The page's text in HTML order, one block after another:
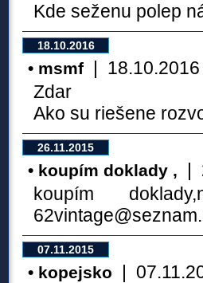
Kde seženu polep
18.10.2016
• msmf |
Zdar
Ako su riešene
26.11.2015
• koupím doklady ,
|
koupím
07.11.2015
• kopejsko
|